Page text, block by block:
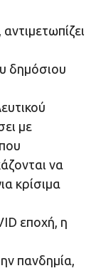
δημόσιου
με
να
κρίσιμα
εποχή, η
πανδημία,